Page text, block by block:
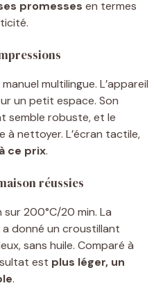
promesses en termes
multilingue. L’appareil
un petit espace. Son
semble robuste, et le
à nettoyer. L’écran tactile,
ce prix.
réussies
200°C/20 min. La
donné un croustillant
sans huile. Comparé à
est plus léger, un
.